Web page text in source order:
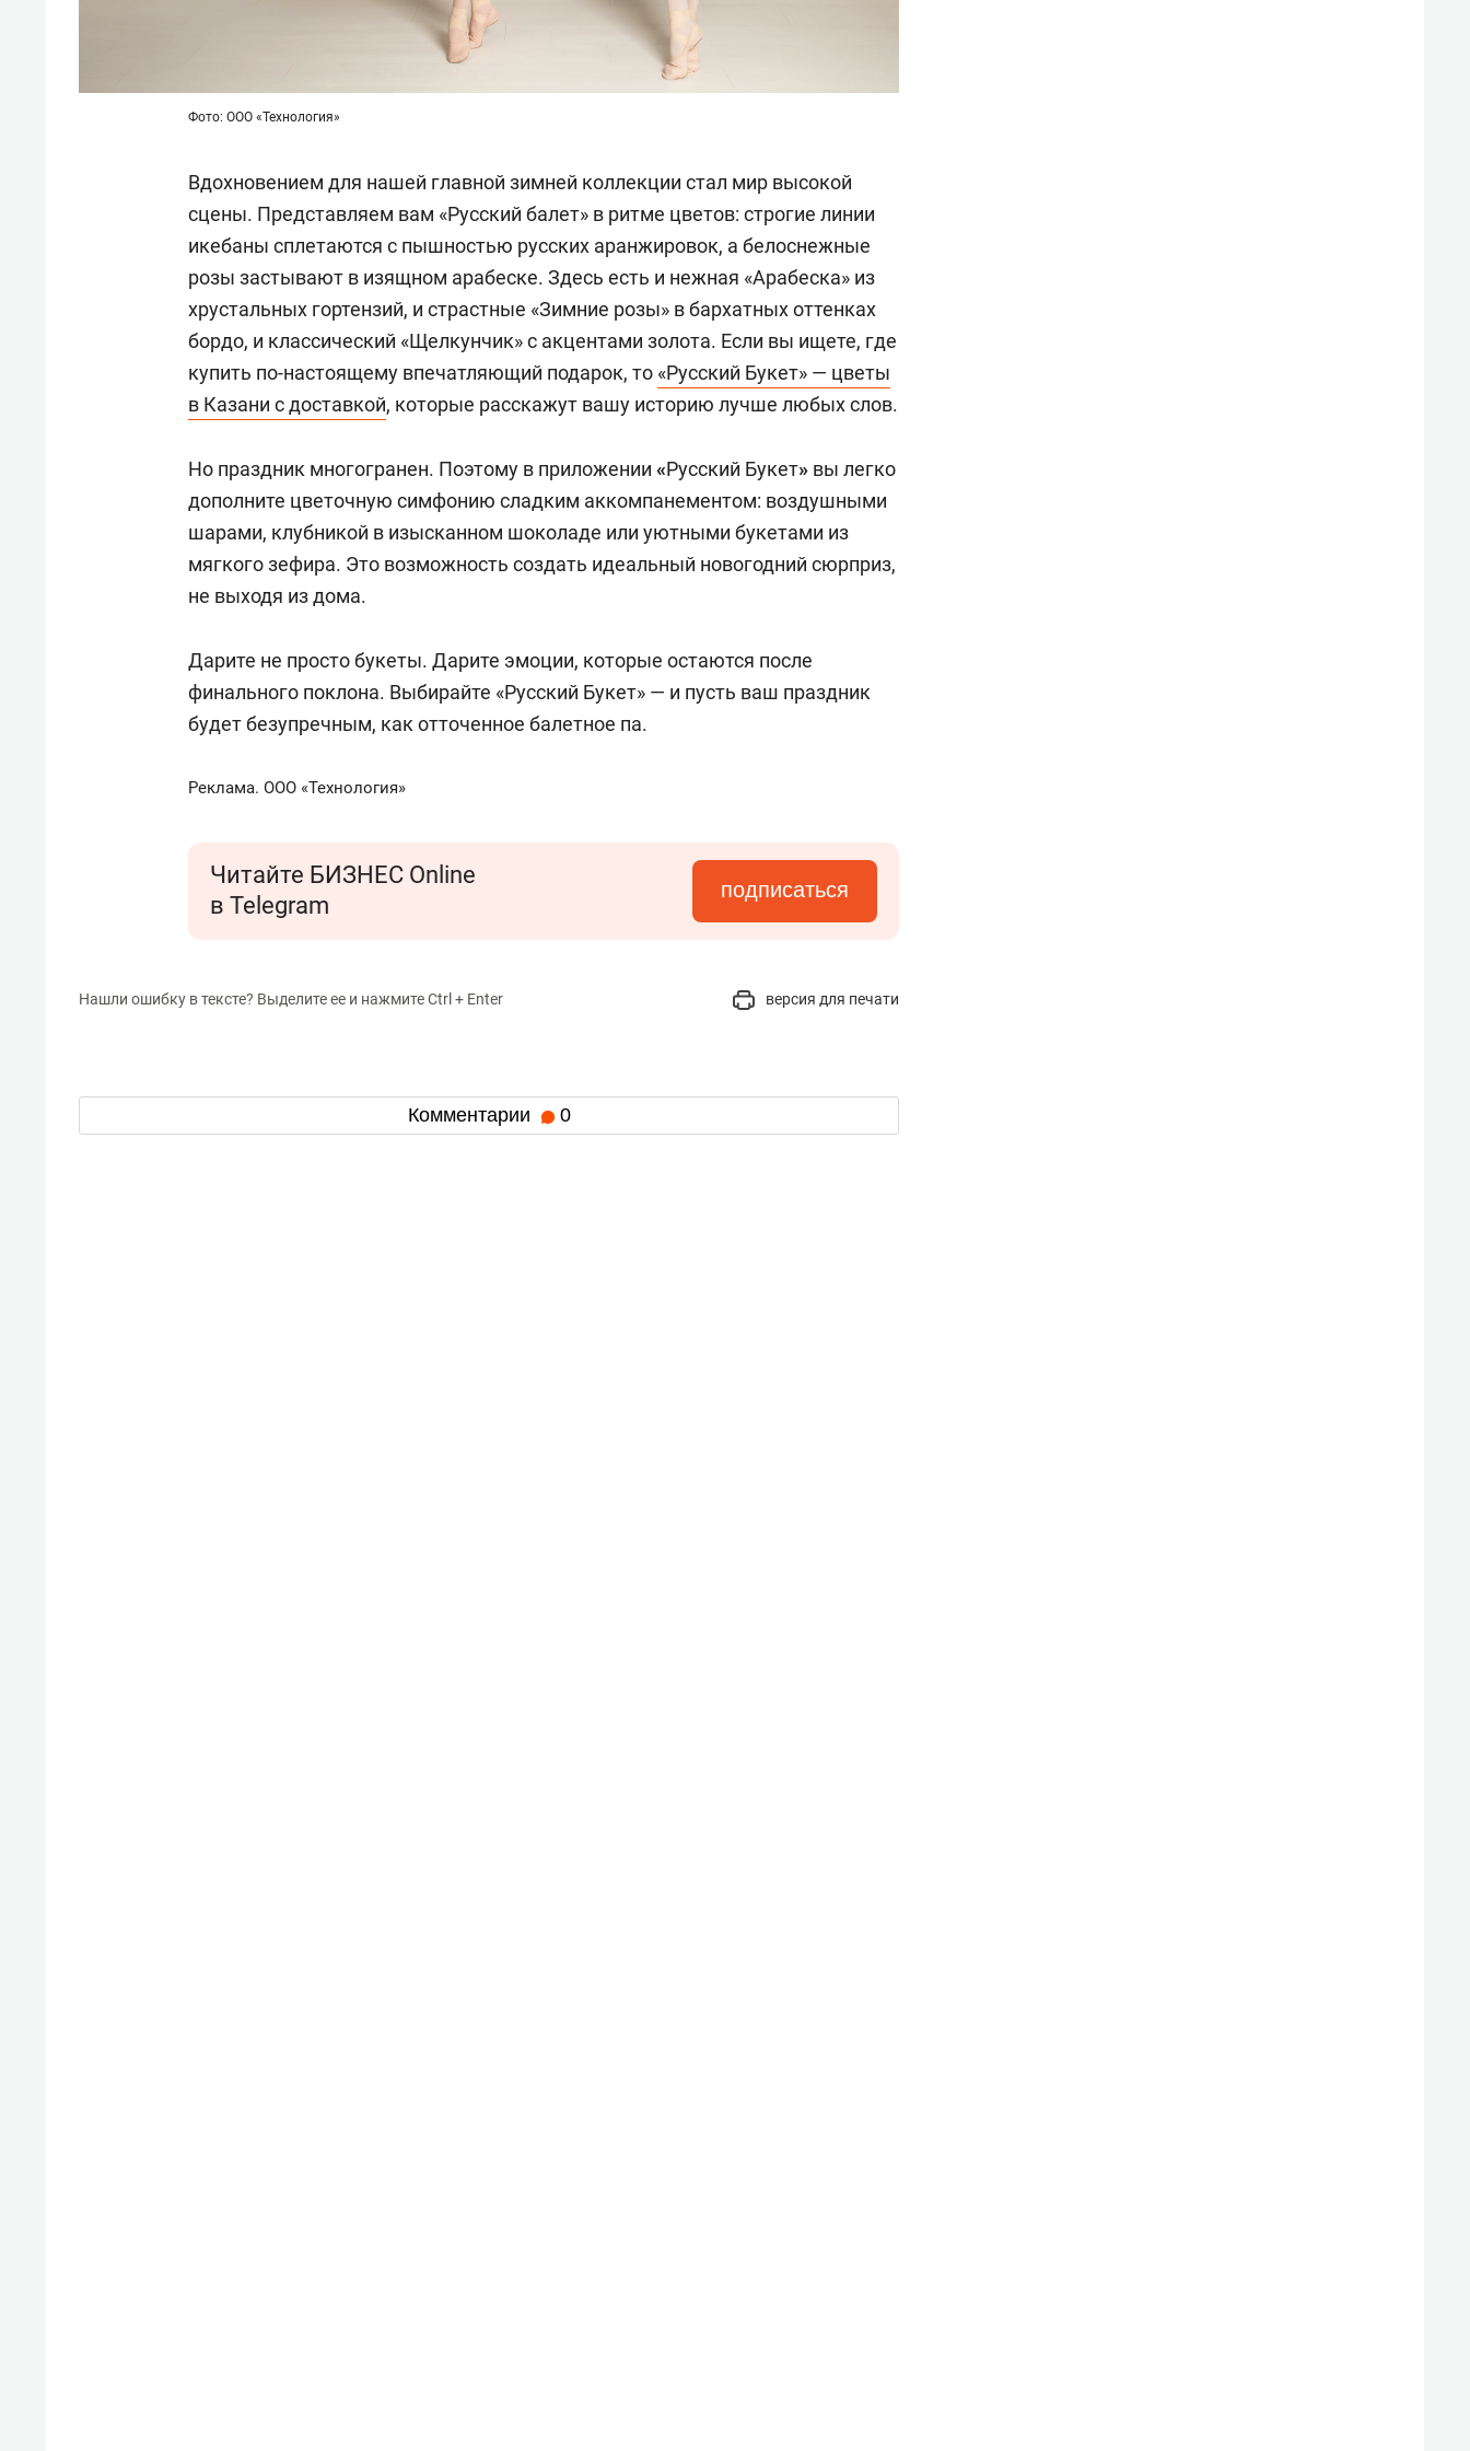
Фото: ООО «Технология»
Вдохновением для нашей главной зимней коллекции стал мир высокой
сцены. Представляем вам «Русский балет» в ритме цветов: строгие линии
икебаны сплетаются с пышностью русских аранжировок, а белоснежные
розы застывают в изящном арабеске. Здесь есть и нежная «Арабеска» из
хрустальных гортензий, и страстные «Зимние розы» в бархатных оттенках
бордо, и классический «Щелкунчик» с акцентами золота. Если вы ищете, где
купить по-настоящему впечатляющий подарок, то «Русский Букет» — цветы
в Казани с доставкой, которые расскажут вашу историю лучше любых слов.
Но праздник многогранен. Поэтому в приложении «Русский Букет» вы легко
дополните цветочную симфонию сладким аккомпанементом: воздушными
шарами, клубникой в изысканном шоколаде или уютными букетами из
мягкого зефира. Это возможность создать идеальный новогодний сюрприз,
не выходя из дома.
Дарите не просто букеты. Дарите эмоции, которые остаются после
финального поклона. Выбирайте «Русский Букет» — и пусть ваш праздник
будет безупречным, как отточенное балетное па.
Реклама. ООО «Технология»
Читайте БИЗНЕС Online
в Telegram
подписаться
Нашли ошибку в тексте? Выделите ее и нажмите Ctrl + Enter версия для печати
Комментарии 0